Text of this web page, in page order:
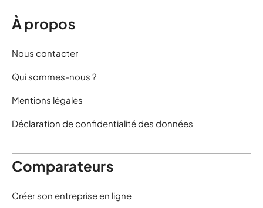
À propos
Nous contacter
Qui sommes-nous ?
Mentions légales
Déclaration de confidentialité des données
Comparateurs
Créer son entreprise en ligne